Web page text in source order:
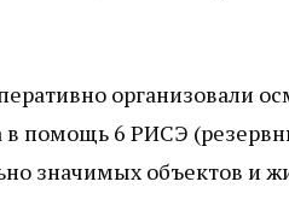
организовали
помощь 6 РИСЭ
значимых объектов и